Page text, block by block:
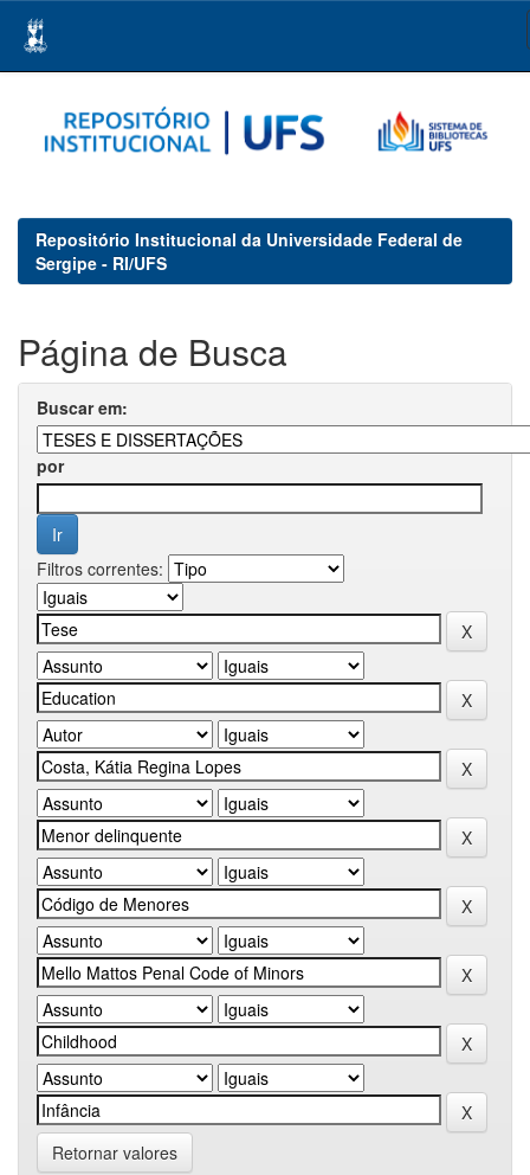
navigation
Repositório Institucional da Universidade Federal de
Sergipe - RI/UFS
Página de Busca
Buscar em:
por
Filtros correntes:
Retornar valores